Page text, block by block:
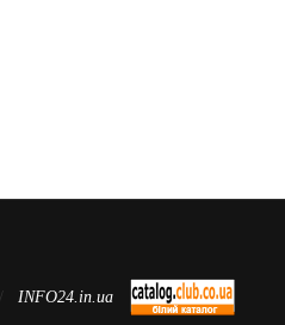
INFO24.in.ua